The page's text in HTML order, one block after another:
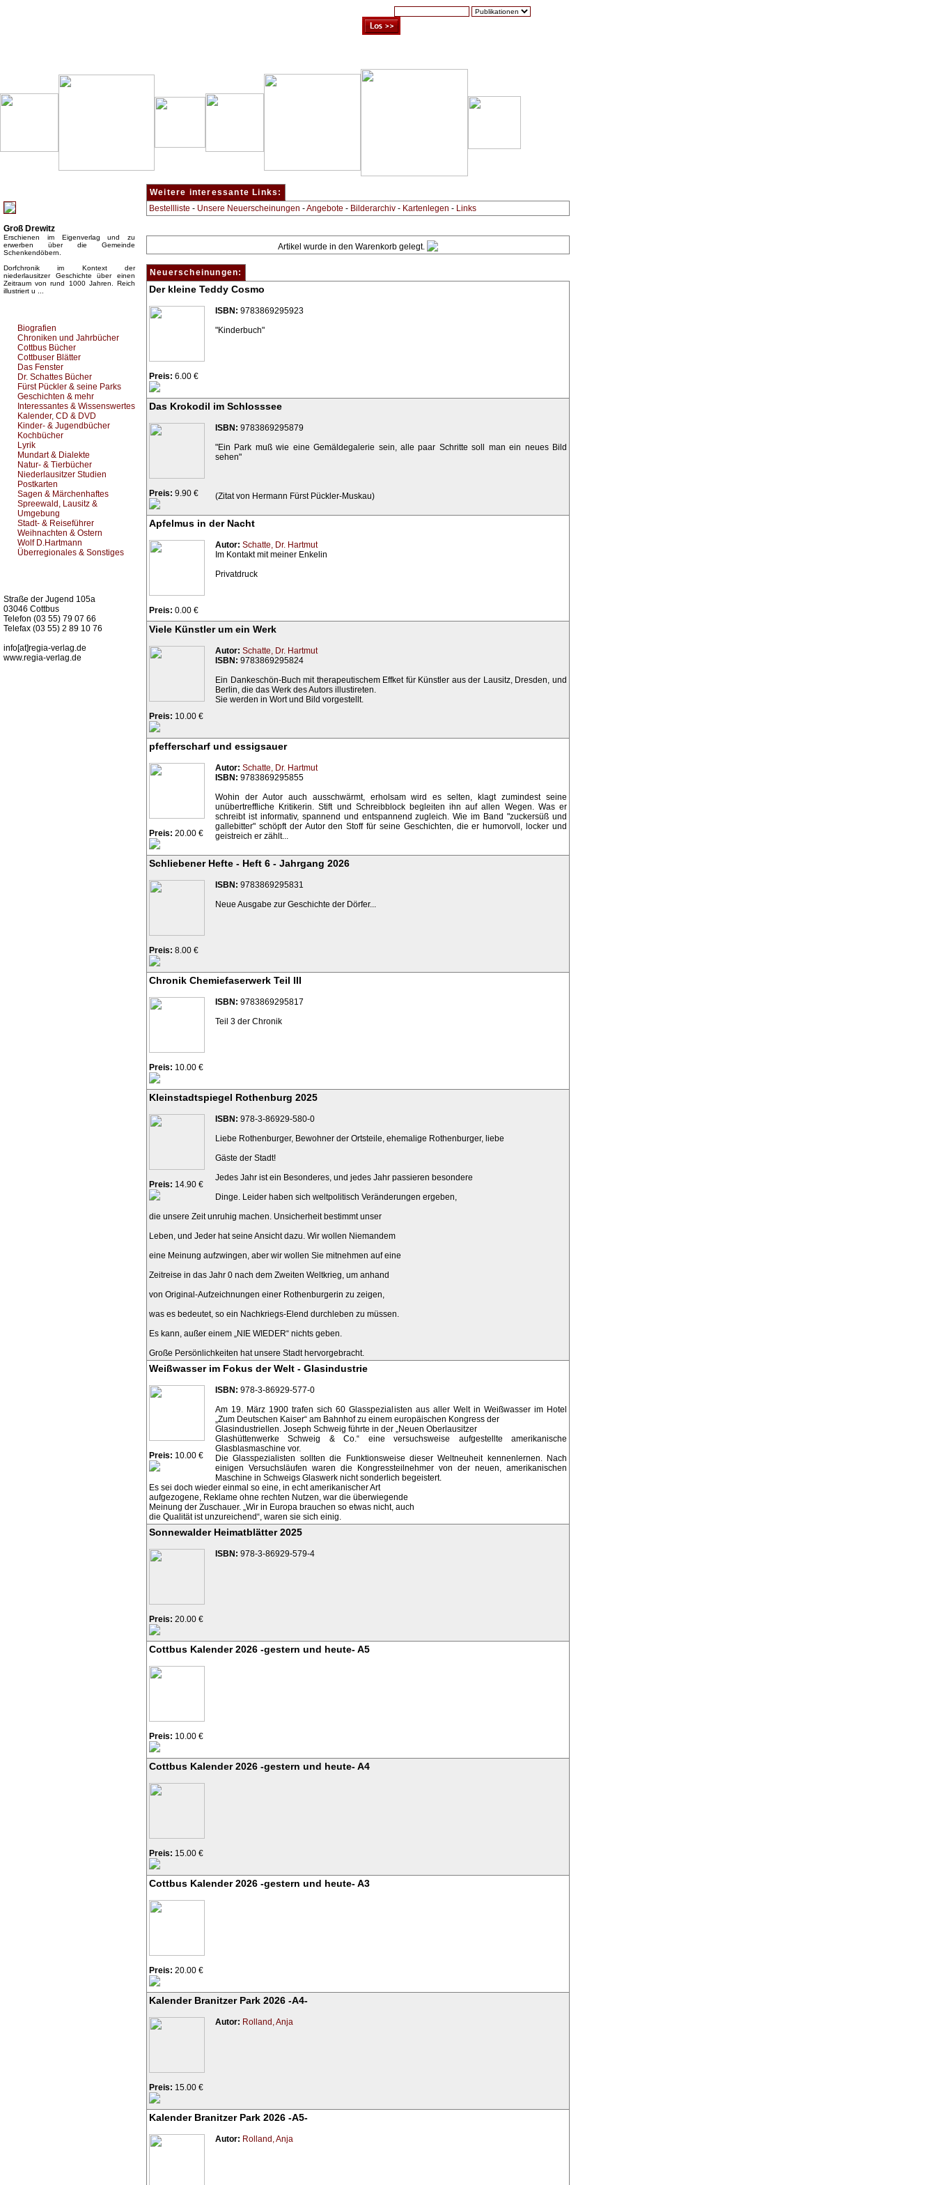
Groß Drewitz
Erschienen im Eigenverlag und zu
erwerben über die Gemeinde
Schenkendöbern.
Dorfchronik im Kontext der
niederlausitzer Geschichte über einen
Zeitraum von rund 1000 Jahren. Reich
illustriert u ...
Biografien
Chroniken und Jahrbücher
Cottbus Bücher
Cottbuser Blätter
Das Fenster
Dr. Schattes Bücher
Fürst Pückler & seine Parks
Geschichten & mehr
Interessantes & Wissenswertes
Kalender, CD & DVD
Kinder- & Jugendbücher
Kochbücher
Lyrik
Mundart & Dialekte
Natur- & Tierbücher
Niederlausitzer Studien
Postkarten
Sagen & Märchenhaftes
Spreewald, Lausitz &
Umgebung
Stadt- & Reiseführer
Weihnachten & Ostern
Wolf D.Hartmann
Überregionales & Sonstiges
Straße der Jugend 105a
03046 Cottbus
Telefon (03 55) 79 07 66
Telefax (03 55) 2 89 10 76
info[at]regia-verlag.de
www.regia-verlag.de
Weitere interessante Links:
Bestellliste - Unsere Neuerscheinungen -Angebote - Bilderarchiv - Kartenlegen - Links
Artikel wurde in den Warenkorb gelegt.
Neuerscheinungen:
Der kleine Teddy Cosmo
Preis: 6.00 €
ISBN: 9783869295923
"Kinderbuch"
Das Krokodil im Schlosssee
Preis: 9.90 €
ISBN: 9783869295879
"Ein Park muß wie eine Gemäldegalerie sein, alle paar Schritte soll man ein neues Bild
sehen"
(Zitat von Hermann Fürst Pückler-Muskau)
Apfelmus in der Nacht
Preis: 0.00 €
Autor: Schatte, Dr. Hartmut
Im Kontakt mit meiner Enkelin
Privatdruck
Viele Künstler um ein Werk
Preis: 10.00 €
Autor: Schatte, Dr. Hartmut
ISBN: 9783869295824
Ein Dankeschön-Buch mit therapeutischem Effket für Künstler aus der Lausitz, Dresden, und
Berlin, die das Werk des Autors illustireten.
Sie werden in Wort und Bild vorgestellt.
pfefferscharf und essigsauer
Preis: 20.00 €
Autor: Schatte, Dr. Hartmut
ISBN: 9783869295855
Wohin der Autor auch ausschwärmt, erholsam wird es selten, klagt zumindest seine
unübertreffliche Kritikerin. Stift und Schreibblock begleiten ihn auf allen Wegen. Was er
schreibt ist informativ, spannend und entspannend zugleich. Wie im Band "zuckersüß und
gallebitter" schöpft der Autor den Stoff für seine Geschichten, die er humorvoll, locker und
geistreich er zählt...
Schliebener Hefte - Heft 6 - Jahrgang 2026
Preis: 8.00 €
ISBN: 9783869295831
Neue Ausgabe zur Geschichte der Dörfer...
Chronik Chemiefaserwerk Teil III
Preis: 10.00 €
ISBN: 9783869295817
Teil 3 der Chronik
Kleinstadtspiegel Rothenburg 2025
Preis: 14.90 €
ISBN: 978-3-86929-580-0
Liebe Rothenburger, Bewohner der Ortsteile, ehemalige Rothenburger, liebe
Gäste der Stadt!
Jedes Jahr ist ein Besonderes, und jedes Jahr passieren besondere
Dinge. Leider haben sich weltpolitisch Veränderungen ergeben,
die unsere Zeit unruhig machen. Unsicherheit bestimmt unser
Leben, und Jeder hat seine Ansicht dazu. Wir wollen Niemandem
eine Meinung aufzwingen, aber wir wollen Sie mitnehmen auf eine
Zeitreise in das Jahr 0 nach dem Zweiten Weltkrieg, um anhand
von Original-Aufzeichnungen einer Rothenburgerin zu zeigen,
was es bedeutet, so ein Nachkriegs-Elend durchleben zu müssen.
Es kann, außer einem „NIE WIEDER“ nichts geben.
Große Persönlichkeiten hat unsere Stadt hervorgebracht.
Weißwasser im Fokus der Welt - Glasindustrie
Preis: 10.00 €
ISBN: 978-3-86929-577-0
Am 19. März 1900 trafen sich 60 Glasspezialisten aus aller Welt in Weißwasser im Hotel
„Zum Deutschen Kaiser“ am Bahnhof zu einem europäischen Kongress der
Glasindustriellen. Joseph Schweig führte in der „Neuen Oberlausitzer
Glashüttenwerke Schweig & Co.“ eine versuchsweise aufgestellte amerikanische
Glasblasmaschine vor.
Die Glasspezialisten sollten die Funktionsweise dieser Weltneuheit kennenlernen. Nach
einigen Versuchsläufen waren die Kongressteilnehmer von der neuen, amerikanischen
Maschine in Schweigs Glaswerk nicht sonderlich begeistert.
Es sei doch wieder einmal so eine, in echt amerikanischer Art
aufgezogene, Reklame ohne rechten Nutzen, war die überwiegende
Meinung der Zuschauer. „Wir in Europa brauchen so etwas nicht, auch
die Qualität ist unzureichend“, waren sie sich einig.
Sonnewalder Heimatblätter 2025
Preis: 20.00 €
ISBN: 978-3-86929-579-4
Cottbus Kalender 2026 -gestern und heute- A5
Preis: 10.00 €
Cottbus Kalender 2026 -gestern und heute- A4
Preis: 15.00 €
Cottbus Kalender 2026 -gestern und heute- A3
Preis: 20.00 €
Kalender Branitzer Park 2026 -A4-
Preis: 15.00 €
Autor: Rolland, Anja
Kalender Branitzer Park 2026 -A5-
Autor: Rolland, Anja